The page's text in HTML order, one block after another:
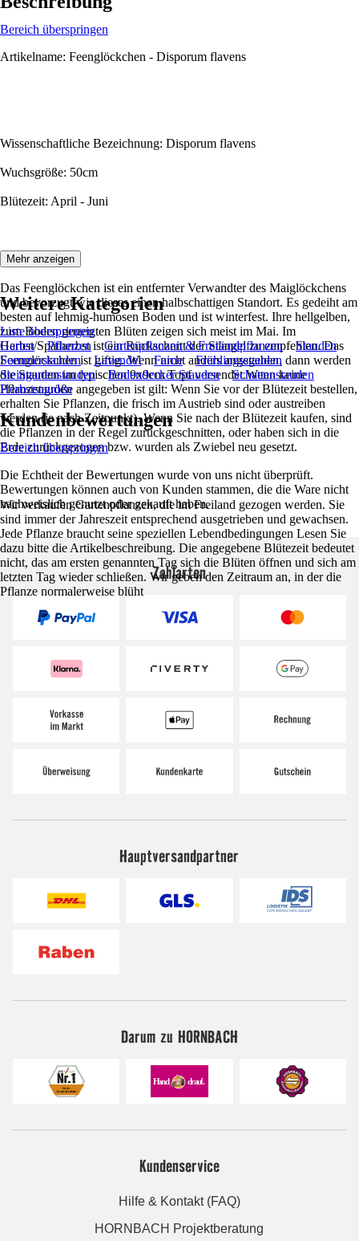
Bereich überspringen
Artikelname: Feenglöckchen - Disporum flavens
Wissenschaftliche Bezeichnung: Disporum flavens
Wuchsgröße: 50cm
Blütezeit: April - Juni
Beschreibung:
Das Feenglöckchen ist ein entfernter Verwandter des Maiglöckchens
und bevorzugt wie dieses einen halbschattigen Standort. Es gedeiht am
besten auf lehmig-humosen Boden und ist winterfest. Ihre hellgelben,
zum Boden geneigten Blüten zeigen sich meist im Mai. Im
Herbst/Spätherbst ist ein Rückschnitt der Stängel zu empfehlen. Das
Feenglöckchen ist giftig. Wenn nicht anders angegeben, dann werden
die Stauden im typischen 9x9cm Topf versendet.Wenn keine
Pflanzengröße angegeben ist gilt: Wenn Sie vor der Blütezeit bestellen,
erhalten Sie Pflanzen, die frisch im Austrieb sind oder austreiben
werden (je nach Zeitpunkt). Wenn Sie nach der Blütezeit kaufen, sind
die Pflanzen in der Regel zurückgeschnitten, oder haben sich in die
Erde zurückgezogen bzw. wurden als Zwiebel neu gesetzt.
Wir verkaufen Gartenpflanzen, die im Freiland gezogen werden. Sie
sind immer der Jahreszeit entsprechend ausgetrieben und gewachsen.
Jede Pflanze braucht seine speziellen Lebendbedingungen Lesen Sie
dazu bitte die Artikelbeschreibung. Die angegebene Blütezeit bedeutet
nicht, das am ersten genannten Tag sich die Blüten öffnen und sich am
letzten Tag wieder schließen. Wir geben den Zeitraum an, in der die
Pflanze normalerweise blüht
Mehr anzeigen
Weitere Kategorien
Liste überspringen
Garten
Pflanzen Gartenpflanzen & Freilandpflanzen
Stauden
Sommerstauden
Lavendel Farne
Frühlingsstauden
Steingartenstauden
Bodendecker Stauden
Schattenstauden
Herbststauden
Kundenbewertungen
Bereich überspringen
Die Echtheit der Bewertungen wurde von uns nicht überprüft.
Bewertungen können auch von Kunden stammen, die die Ware nicht
nachweislich genutzt oder gekauft haben.
Zahlarten
Hauptversandpartner
Darum zu HORNBACH
Kundenservice
Hilfe & Kontakt (FAQ)
HORNBACH Projektberatung